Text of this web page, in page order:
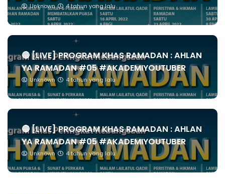
Unknown 4 tahun yang lalu
🔴 [LIVE] PROGRAM KHAS RAMADAN : AHLAN
YA RAMADAN #05 #AKADEMIYOUTUBER
Unknown 4 tahun yang lalu
🔴 [LIVE] PROGRAM KHAS RAMADAN : AHLAN
YA RAMADAN #05 #AKADEMIYOUTUBER
Unknown 4 tahun yang lalu